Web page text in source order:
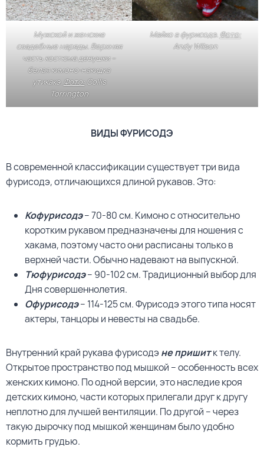
Мужской и женские
свадебные наряды. Верхняя
часть костюма девушки –
белая кимоно-накидка
утикакэ. Фото:Collis
Torrington
Майко в фурисодэ.Фото:
Andy Wilson
ВИДЫ ФУРИСОДЭ
В современной классификации существует три вида
фурисодэ, отличающихся длиной рукавов. Это:
Кофурисодэ– 70-80 см. Кимоно с относительно
коротким рукавом предназначены для ношения с
хакама, поэтому часто они расписаны только в
верхней части. Обычно надевают на выпускной.
Тюфурисодэ– 90-102 см. Традиционный выбор для
Дня совершеннолетия.
Офурисодэ– 114-125 см. Фурисодэ этого типа носят
актеры, танцоры и невесты на свадьбе.
Внутренний край рукава фурисодэне пришитк телу.
Открытое пространство под мышкой – особенность всех
женских кимоно. По одной версии, это наследие кроя
детских кимоно, части которых прилегали друг к другу
неплотно для лучшей вентиляции. По другой – через
такую дырочку под мышкой женщинам было удобно
кормить грудью.